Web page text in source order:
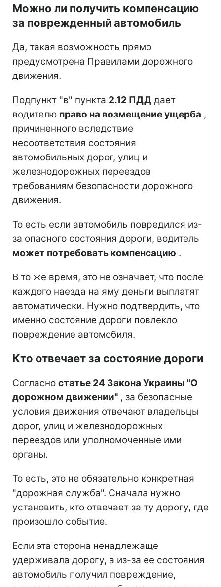
Можно ли получить компенсацию
за поврежденный автомобиль
Да, такая возможность прямо
предусмотрена Правилами дорожного
движения.
Подпункт "в" пункта 2.12 ПДД дает
водителю право на возмещение ущерба ,
причиненного вследствие
несоответствия состояния
автомобильных дорог, улиц и
железнодорожных переездов
требованиям безопасности дорожного
движения.
То есть если автомобиль повредился из-
за опасного состояния дороги, водитель
может потребовать компенсацию .
В то же время, это не означает, что после
каждого наезда на яму деньги выплатят
автоматически. Нужно подтвердить, что
именно состояние дороги повлекло
повреждение автомобиля.
Кто отвечает за состояние дороги
Согласно статье 24 Закона Украины "О
дорожном движении" , за безопасные
условия движения отвечают владельцы
дорог, улиц и железнодорожных
переездов или уполномоченные ими
органы.
То есть, это не обязательно конкретная
"дорожная служба". Сначала нужно
установить, кто отвечает за ту дорогу, где
произошло событие.
Если эта сторона ненадлежаще
удерживала дорогу, а из-за ее состояния
автомобиль получил повреждение,